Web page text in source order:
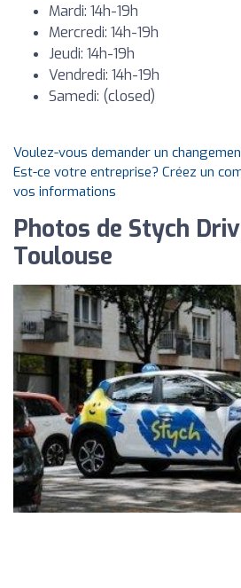
Mardi: 14h-19h
Mercredi: 14h-19h
Jeudi: 14h-19h
Vendredi: 14h-19h
Samedi: (closed)
Voulez-vous demander un
Est-ce votre entreprise? Créez un
vos informations
Photos de Stych
Toulouse